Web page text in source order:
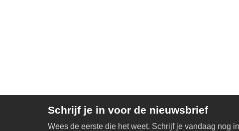
Schrijf je in voor de nieuwsbrief
Wees de eerste die het weet. Schrijf je vandaag nog